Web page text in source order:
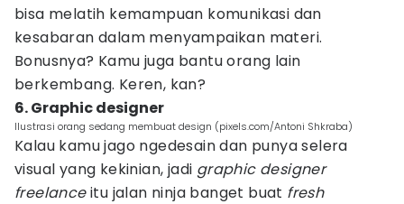
bisa melatih kemampuan komunikasi dan
kesabaran dalam menyampaikan materi.
Bonusnya? Kamu juga bantu orang lain
berkembang. Keren, kan?
6. Graphic designer
Ilustrasi orang sedang membuat design (pixels.com/Antoni Shkraba)
Kalau kamu jago ngedesain dan punya selera
visual yang kekinian, jadi graphic designer
freelanceitu jalan ninja banget buat fresh